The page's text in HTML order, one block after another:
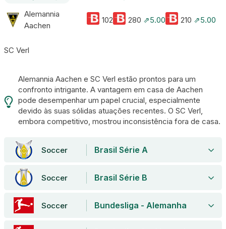
Alemannia
Aachen
SC Verl
102 280 ⇗5.00 210 ⇗5.00
Alemannia Aachen e SC Verl estão prontos para um
confronto intrigante. A vantagem em casa de Aachen
pode desempenhar um papel crucial, especialmente
devido às suas sólidas atuações recentes. O SC Verl,
embora competitivo, mostrou inconsistência fora de casa.
Soccer Brasil Série A
Soccer Brasil Série B
Soccer Bundesliga - Alemanha